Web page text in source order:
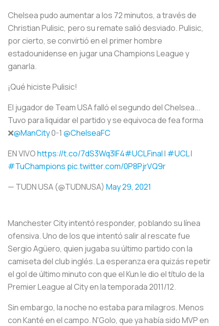
Chelsea pudo aumentar a los 72 minutos, a través de
Christian Pulisic, pero su remate salió desviado. Pulisic,
por cierto, se convirtió en el primer hombre
estadounidense en jugar una Champions League y
ganarla.
¡Qué hiciste Pulisic!
El jugador de Team USA falló el segundo del Chelsea...
Tuvo para liquidar el partido y se equivoca de fea forma
❌@ManCity0-1 @ChelseaFC
EN VIVOhttps://t.co/7dS3Wq3IF4#UCLFinall #UCLl
#TuChampions pic.twitter.com/0P8PjrVQ9r
— TUDN USA (@TUDNUSA) May 29, 2021
Manchester City intentó responder, poblando su línea
ofensiva. Uno de los que intentó salir al rescate fue
Sergio Agüero, quien jugaba su último partido con la
camiseta del club inglés. La esperanza era quizás repetir
el gol de último minuto con que el Kun le dio el título de la
Premier League al City en la temporada 2011/12.
Sin embargo, la noche no estaba para milagros. Menos
con Kanté en el campo. N'Golo, que ya había sido MVP en